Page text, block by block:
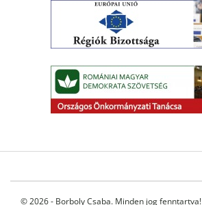
© 2026 - Borboly Csaba. Minden jog fenntartva!